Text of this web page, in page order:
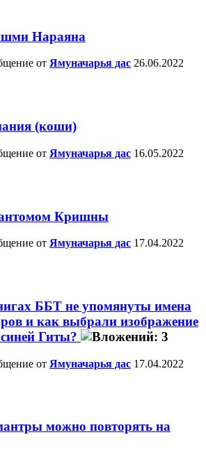
Нараяна
от Ямуначарья дас 26.06.2022
(коши)
от Ямуначарья дас 16.05.2022
Кришны
от Ямуначарья дас 17.04.2022
ББТ не упомянуты имена
и как выбрали изображение
Гиты?
от Ямуначарья дас 17.04.2022
можно повторять на